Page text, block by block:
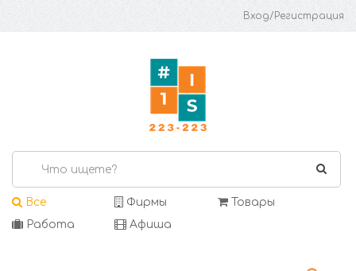
Вход/Регистрация
Все Фирмы
Товары
Работа
Афиша